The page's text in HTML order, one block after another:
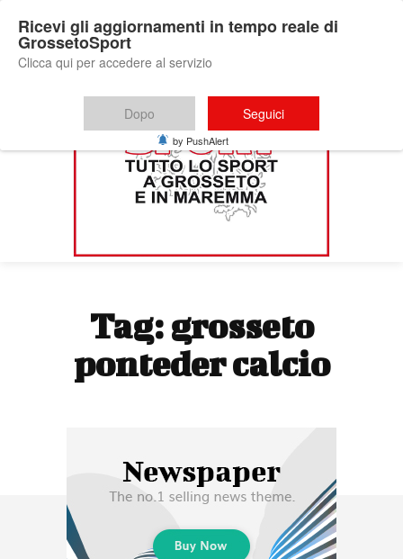
Tag: grosseto
ponteder calcio
Ricevi gli aggiornamenti in tempo reale di
GrossetoSport
Clicca qui per accedere al servizio
Dopo Seguici
by PushAlert